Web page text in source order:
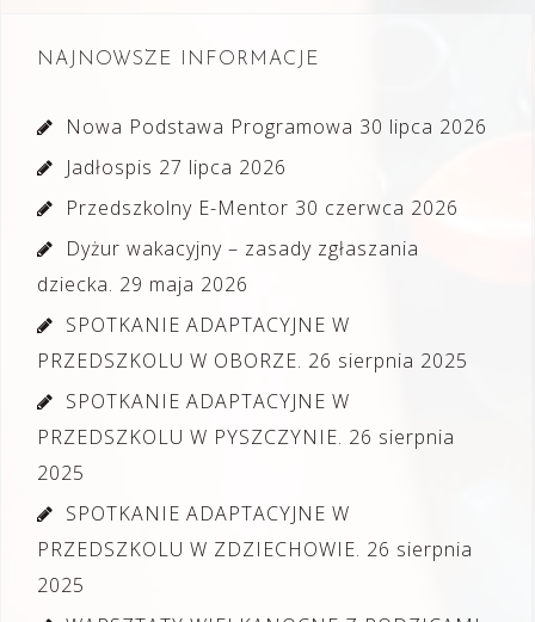
NAJNOWSZE INFORMACJE
Nowa Podstawa Programowa 30 lipca 2026
Jadłospis 27 lipca 2026
Przedszkolny E-Mentor 30 czerwca 2026
Dyżur wakacyjny – zasady zgłaszania
dziecka. 29 maja 2026
SPOTKANIE ADAPTACYJNE W
PRZEDSZKOLU W OBORZE. 26 sierpnia 2025
SPOTKANIE ADAPTACYJNE W
PRZEDSZKOLU W PYSZCZYNIE. 26 sierpnia
2025
SPOTKANIE ADAPTACYJNE W
PRZEDSZKOLU W ZDZIECHOWIE. 26 sierpnia
2025